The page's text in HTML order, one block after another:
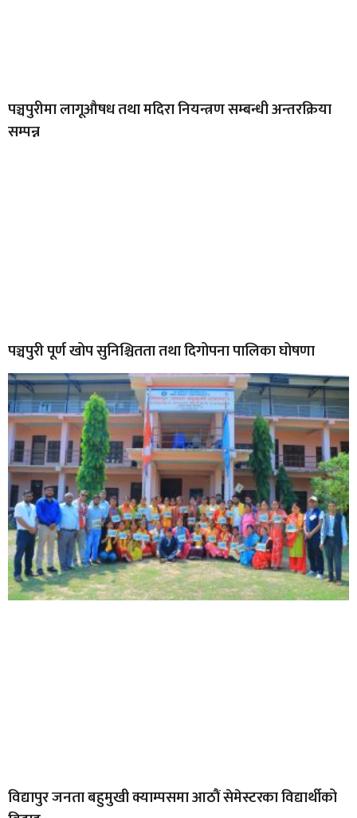
पञ्चपुरीमा लागूऔषध तथा मदिरा नियन्त्रण सम्बन्धी अन्तरक्रिया
सम्पन्न
पञ्चपुरी पूर्ण खोप सुनिश्चितता तथा दिगोपना पालिका घोषणा
विद्यापुर जनता बहुमुखी क्याम्पसमा आठौं सेमेस्टरका विद्यार्थीको